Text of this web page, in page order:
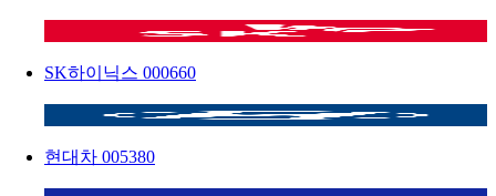
SK하이닉스 000660
현대차 005380